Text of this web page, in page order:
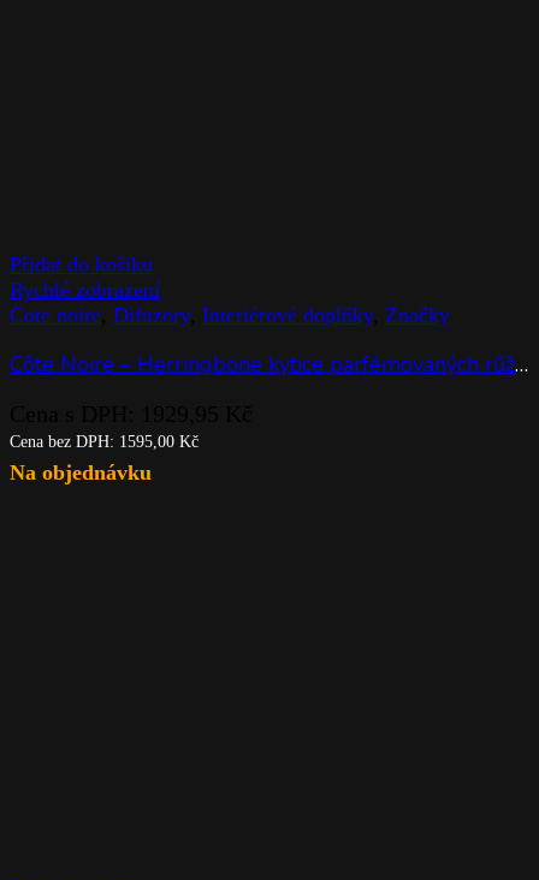
Přidat do košíku
Rychlé zobrazení
Cote noire Difuzory, Interiérové doplňky, Značky
Côte Noire – Herringbone kytice parfémovaných růží Blush & White Roses
Cena bez DPH: 1595,00 Kč
Na objednávku